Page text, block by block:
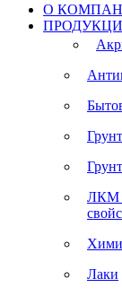
О
ЛКМ
Лаки